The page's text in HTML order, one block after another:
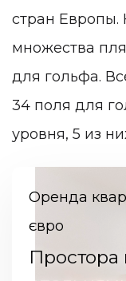
стран
множества
для гольфа.
34 поля для
уровня, 5 из
Оренда
євро
Простора